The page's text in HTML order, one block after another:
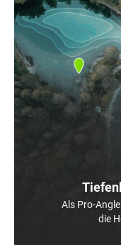
Als Pro-
die